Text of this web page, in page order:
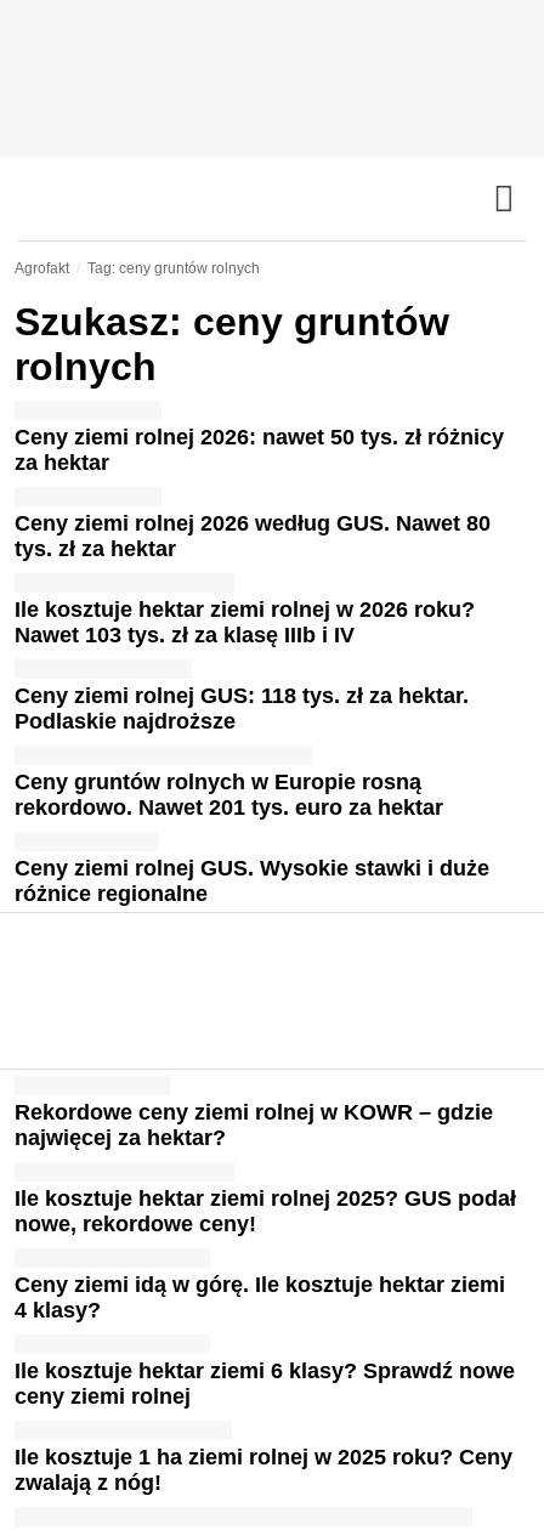
Agrofakt Tag: ceny gruntów rolnych
Szukasz: ceny gruntów
rolnych
Ceny ziemi rolnej 2026: nawet 50 tys. zł różnicy
za hektar
Ceny ziemi rolnej 2026 według GUS. Nawet 80
tys. zł za hektar
Ile kosztuje hektar ziemi rolnej w 2026 roku?
Nawet 103 tys. zł za klasę IIIb i IV
Ceny ziemi rolnej GUS: 118 tys. zł za hektar.
Podlaskie najdroższe
Ceny gruntów rolnych w Europie rosną
rekordowo. Nawet 201 tys. euro za hektar
Ceny ziemi rolnej GUS. Wysokie stawki i duże
różnice regionalne
Rekordowe ceny ziemi rolnej w KOWR – gdzie
najwięcej za hektar?
Ile kosztuje hektar ziemi rolnej 2025? GUS podał
nowe, rekordowe ceny!
Ceny ziemi idą w górę. Ile kosztuje hektar ziemi
4 klasy?
Ile kosztuje hektar ziemi 6 klasy? Sprawdź nowe
ceny ziemi rolnej
Ile kosztuje 1 ha ziemi rolnej w 2025 roku? Ceny
zwalają z nóg!